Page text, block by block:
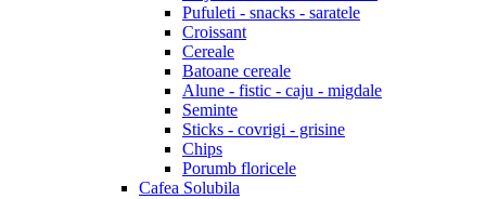
Pufuleti - snacks - saratele
Croissant
Cereale
Batoane cereale
Alune - fistic - caju - migdale
Seminte
Sticks - covrigi - grisine
Chips
Porumb floricele
Cafea Solubila